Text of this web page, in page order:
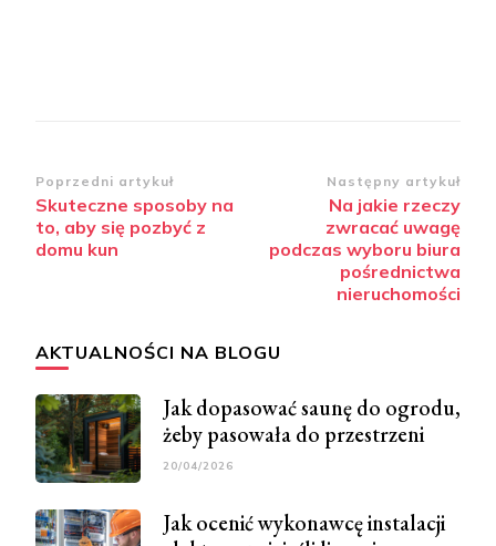
Zobacz
wpisy
Poprzedni artykuł
Skuteczne sposoby na
to, aby się pozbyć z
domu kun
Następny artykuł
Na jakie rzeczy
zwracać uwagę
podczas wyboru biura
pośrednictwa
nieruchomości
AKTUALNOŚCI NA BLOGU
Jak dopasować saunę do ogrodu,
żeby pasowała do przestrzeni
20/04/2026
Jak ocenić wykonawcę instalacji